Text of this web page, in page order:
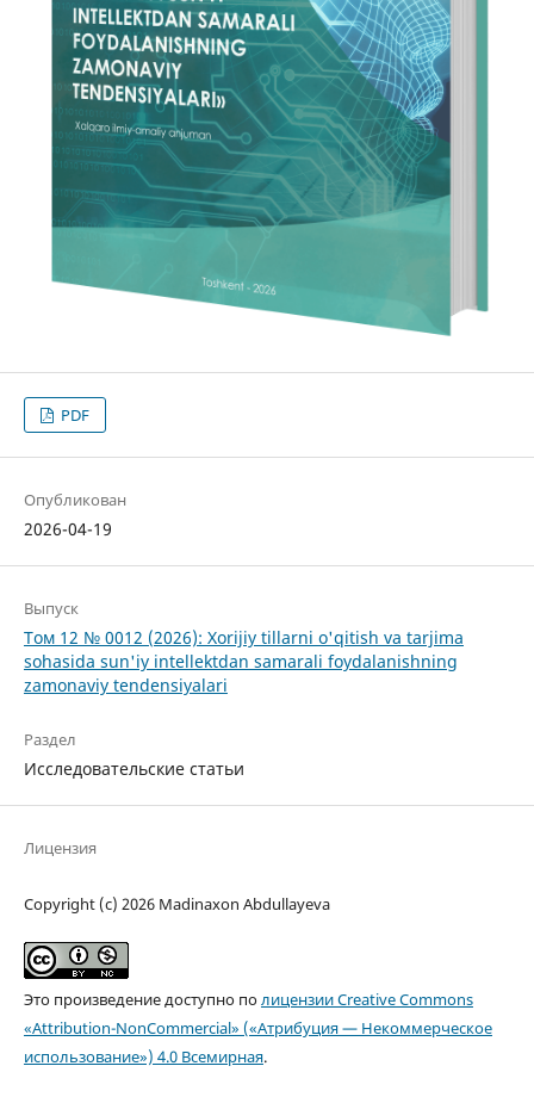
PDF
Опубликован
2026-04-19
Выпуск
Том 12 № 0012 (2026): Xorijiy tillarni o'qitish va tarjima
sohasida sun'iy intellektdan samarali foydalanishning
zamonaviy tendensiyalari
Раздел
Исследовательские статьи
Лицензия
Copyright (c) 2026 Madinaxon Abdullayeva
Это произведение доступно полицензии Creative Commons
«Attribution-NonCommercial» («Атрибуция — Некоммерческое
использование») 4.0 Всемирная.